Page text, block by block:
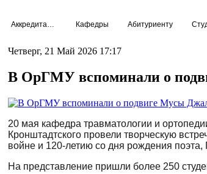
Кафедры Абитуриенту
Четверг, 21 Май 2026 17:17
В ОрГМУ вспоминали о
20 мая кафедра травматологии и
Кронштадтского провели творческую
войне и 120-летию со дня рождения
На представление пришли более 250